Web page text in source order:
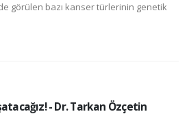
görülen bazı kanser türlerinin genetik
- Dr. Tarkan Özçetin